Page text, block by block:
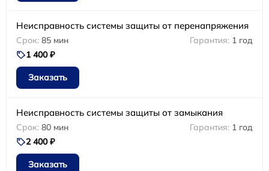
Неисправность системы защиты от перенапряжения
85 мин
1 год
1 400 ₽
Заказать
Неисправность системы защиты от замыкания
80 мин
1 год
2 400 ₽
Заказать